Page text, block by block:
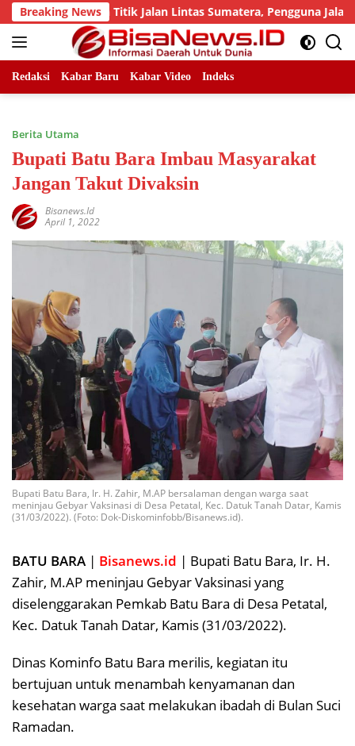
Skip
to
content
Breaking News
Sejumlah Titik Jalan Lintas Sumatera, Pengguna Jalan
Redaksi Kabar Baru Kabar Video Indeks
Berita Utama
Bupati Batu Bara Imbau Masyarakat
Jangan Takut Divaksin
Bisanews.id
April 1, 2022
Bupati Batu Bara, Ir. H. Zahir, M.AP bersalaman dengan warga saat
meninjau Gebyar Vaksinasi di Desa Petatal, Kec. Datuk Tanah Datar, Kamis
(31/03/2022). (Foto: Dok-Diskominfobb/Bisanews.id).
BATU BARA | Bisanews.id | Bupati Batu Bara, Ir. H.
Zahir, M.AP meninjau Gebyar Vaksinasi yang
diselenggarakan Pemkab Batu Bara di Desa Petatal,
Kec. Datuk Tanah Datar, Kamis (31/03/2022).
Dinas Kominfo Batu Bara merilis, kegiatan itu
bertujuan untuk menambah kenyamanan dan
kesehatan warga saat melakukan ibadah di Bulan Suci
Ramadan.